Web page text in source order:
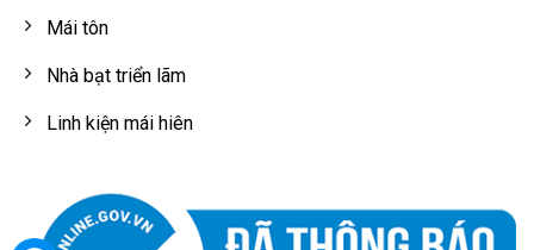
Mái tôn
Nhà bạt triển lãm
Linh kiện mái hiên